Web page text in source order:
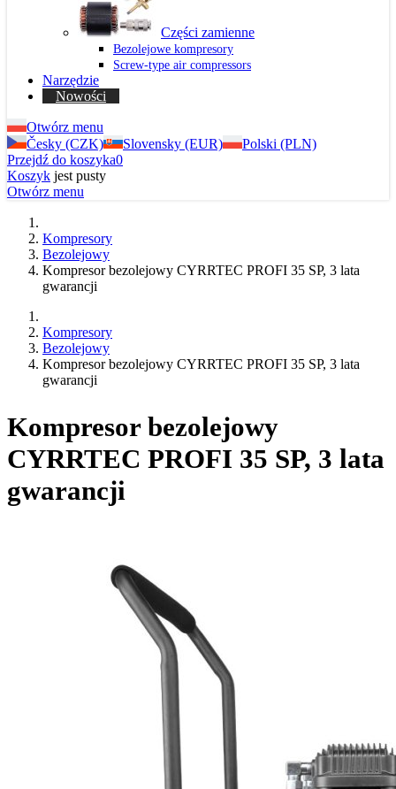
Części zamienne
Bezolejowe kompresory
Screw-type air compressors
Narzędzie
Nowości
Otwórz menu
Česky (CZK)
Slovensky (EUR)
Polski (PLN)
Przejdź do koszyka0
Koszyk jest pusty
Otwórz menu
Kompresory
Bezolejowy
Kompresor bezolejowy CYRRTEC PROFI 35 SP, 3 lata
gwarancji
Kompresory
Bezolejowy
Kompresor bezolejowy CYRRTEC PROFI 35 SP, 3 lata
gwarancji
Kompresor bezolejowy
CYRRTEC PROFI 35 SP, 3 lata
gwarancji